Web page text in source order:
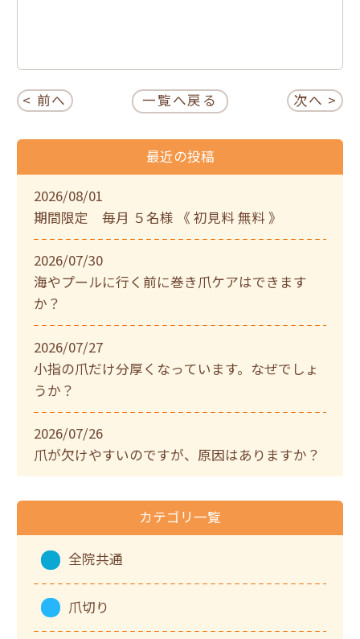
< 前へ 一覧へ戻る 次へ >
最近の投稿
2026/08/01
期間限定 毎月 ５名様 《 初見料 無料 》
2026/07/30
海やプールに行く前に巻き爪ケアはできます
か？
2026/07/27
小指の爪だけ分厚くなっています。なぜでしょ
うか？
2026/07/26
爪が欠けやすいのですが、原因はありますか？
カテゴリ一覧
全院共通
爪切り